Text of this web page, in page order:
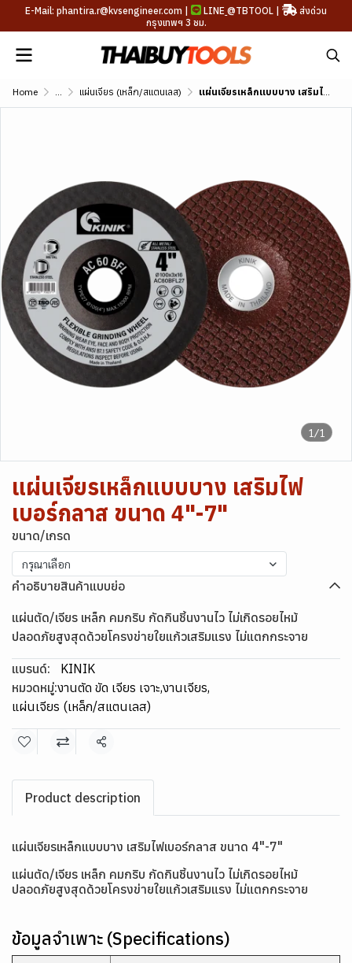
E-Mail: phantira.r@kvsengineer.com | LINE @TBTOOL |
ส่งด่วน
กรุงเทพฯ 3 ชม.
Home ... แผ่นเจียร (เหล็ก/สแตนเลส) แผ่นเจียรเหล็กแบบบาง เสริมไฟเบอร์กลาส ขนาด 4"-7"
1/1
แผ่นเจียรเหล็กแบบบาง เสริมไฟ
เบอร์กลาส ขนาด 4"-7"
ขนาด/เกรด
กรุณาเลือก
คำอธิบายสินค้าแบบย่อ
แผ่นตัด/เจียร เหล็ก คมกริบ กัดกินชิ้นงานไว ไม่เกิดรอยไหม้
ปลอดภัยสูงสุดด้วยโครงข่ายใยแก้วเสริมแรง ไม่แตกกระจาย
แบรนด์:
KINIK
หมวดหมู่:งานตัด ขัด เจียร เจาะ,งานเจียร,
แผ่นเจียร (เหล็ก/สแตนเลส)
แชร์
Product description
แผ่นเจียรเหล็กแบบบาง เสริมไฟเบอร์กลาส ขนาด 4"-7"
แผ่นตัด/เจียร เหล็ก คมกริบ กัดกินชิ้นงานไว ไม่เกิดรอยไหม้
ปลอดภัยสูงสุดด้วยโครงข่ายใยแก้วเสริมแรง ไม่แตกกระจาย
ข้อมูลจำเพาะ (Specifications)